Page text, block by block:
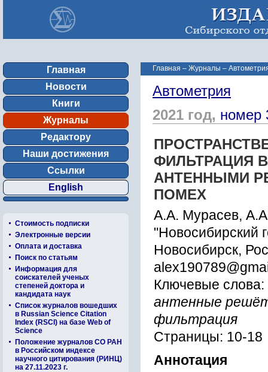
Главная
Новости
Книги
Журналы
Редактору
Наши достижения
Ссылки
English
Стоимость подписки
Электронные версии
Оплата и доставка
Поиск по статьям
Информация для
соискателей ученых
степеней доктора и
кандидата наук
Список журналов вошедших
в Russian Science Citation
Index (RSCI) на базе Web of
Science
Положение журналов СО РАН
в Российском индексе
научного цитирования (РИНЦ)
на 27.11.2023 г.
Главная – Журналы –
Автометрия
2021 год, номер
ФИЛЬТРАЦИЯ
АНТЕННЫМИ
ПОМЕХ
А.А. Мурасев,
"Новосибирский
Новосибирск,
Ключевые слова:
антенные
фильтрация
Страницы: 10-18
Аннотация